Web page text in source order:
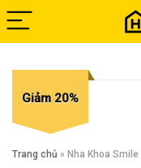
Giảm 20%
Trang chủ » Nha Khoa